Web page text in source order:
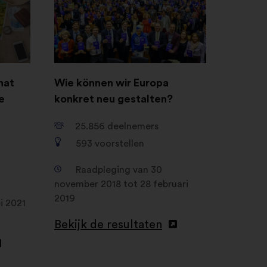
2021
Wie können wir Europa
konkret neu gestalten?
25.856 deelnemers
593 voorstellen
Raadpleging van 30
november 2018 tot 28 februari
2019
Bekijk de resultaten
een
nieuw
tabblad